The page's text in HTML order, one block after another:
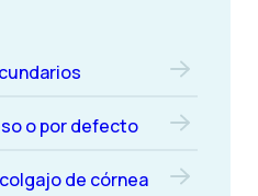
o por defecto
de córnea